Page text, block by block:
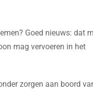
Goed nieuws: dat
mag vervoeren in het
zorgen aan boord